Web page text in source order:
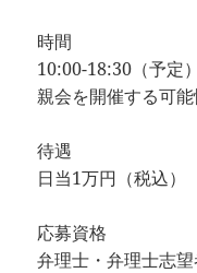
時間
10:00-18:30（予定
親会を開催する可
待遇
日当1万円（税込）
応募資格
弁理士・弁理士志